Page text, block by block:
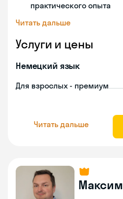
практического опыта
Читать дальше
Услуги и цены
Немецкий язык
Для взрослых - премиум
Читать дальше
Максим